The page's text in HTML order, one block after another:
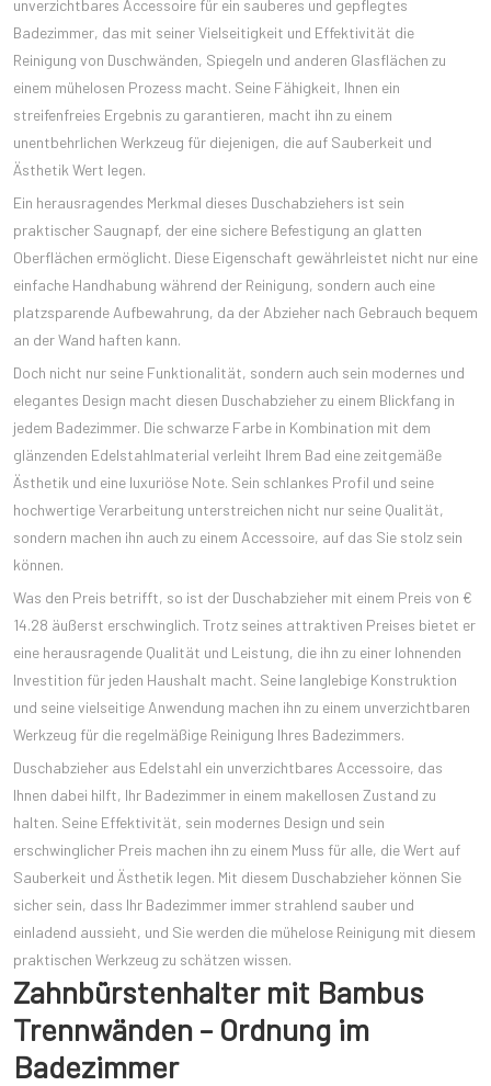
unverzichtbares Accessoire für ein sauberes und gepflegtes
Badezimmer, das mit seiner Vielseitigkeit und Effektivität die
Reinigung von Duschwänden, Spiegeln und anderen Glasflächen zu
einem mühelosen Prozess macht. Seine Fähigkeit, Ihnen ein
streifenfreies Ergebnis zu garantieren, macht ihn zu einem
unentbehrlichen Werkzeug für diejenigen, die auf Sauberkeit und
Ästhetik Wert legen.
Ein herausragendes Merkmal dieses Duschabziehers ist sein
praktischer Saugnapf, der eine sichere Befestigung an glatten
Oberflächen ermöglicht. Diese Eigenschaft gewährleistet nicht nur eine
einfache Handhabung während der Reinigung, sondern auch eine
platzsparende Aufbewahrung, da der Abzieher nach Gebrauch bequem
an der Wand haften kann.
Doch nicht nur seine Funktionalität, sondern auch sein modernes und
elegantes Design macht diesen Duschabzieher zu einem Blickfang in
jedem Badezimmer. Die schwarze Farbe in Kombination mit dem
glänzenden Edelstahlmaterial verleiht Ihrem Bad eine zeitgemäße
Ästhetik und eine luxuriöse Note. Sein schlankes Profil und seine
hochwertige Verarbeitung unterstreichen nicht nur seine Qualität,
sondern machen ihn auch zu einem Accessoire, auf das Sie stolz sein
können.
Was den Preis betrifft, so ist der Duschabzieher mit einem Preis von €
14.28 äußerst erschwinglich. Trotz seines attraktiven Preises bietet er
eine herausragende Qualität und Leistung, die ihn zu einer lohnenden
Investition für jeden Haushalt macht. Seine langlebige Konstruktion
und seine vielseitige Anwendung machen ihn zu einem unverzichtbaren
Werkzeug für die regelmäßige Reinigung Ihres Badezimmers.
Duschabzieher aus Edelstahl ein unverzichtbares Accessoire, das
Ihnen dabei hilft, Ihr Badezimmer in einem makellosen Zustand zu
halten. Seine Effektivität, sein modernes Design und sein
erschwinglicher Preis machen ihn zu einem Muss für alle, die Wert auf
Sauberkeit und Ästhetik legen. Mit diesem Duschabzieher können Sie
sicher sein, dass Ihr Badezimmer immer strahlend sauber und
einladend aussieht, und Sie werden die mühelose Reinigung mit diesem
praktischen Werkzeug zu schätzen wissen.
Zahnbürstenhalter mit Bambus
Trennwänden – Ordnung im
Badezimmer